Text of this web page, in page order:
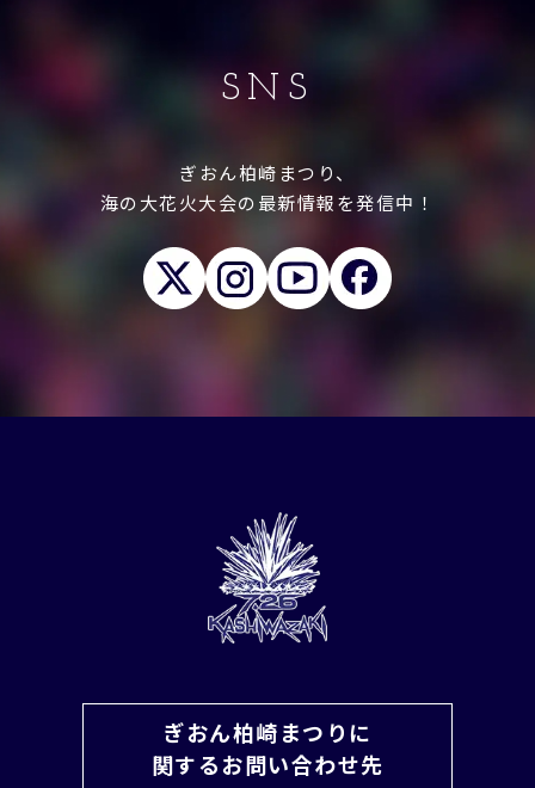
SNS
ぎおん柏崎まつり、
海の大花火大会の最新情報を発信中！
ぎおん柏崎まつりに
関するお問い合わせ先